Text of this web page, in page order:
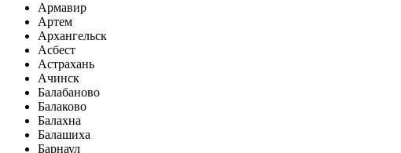
Армавир
Артем
Архангельск
Асбест
Астрахань
Ачинск
Балабаново
Балаково
Балахна
Балашиха
Барнаул